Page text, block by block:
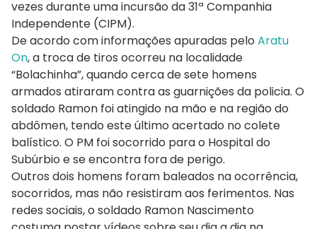
vezes durante uma incursão da 31ª Companhia
Independente (CIPM).
De acordo com informações apuradas pelo Aratu
On, a troca de tiros ocorreu na localidade
“Bolachinha”, quando cerca de sete homens
armados atiraram contra as guarnições da policia. O
soldado Ramon foi atingido na mão e na região do
abdômen, tendo este último acertado no colete
balístico. O PM foi socorrido para o Hospital do
Subúrbio e se encontra fora de perigo.
Outros dois homens foram baleados na ocorrência,
socorridos, mas não resistiram aos ferimentos. Nas
redes sociais, o soldado Ramon Nascimento